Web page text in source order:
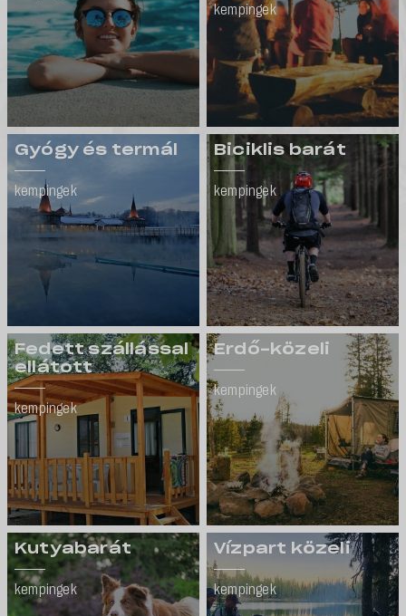
Gyógy és termál
kempingek
Biciklis barát
kempingek
kempingek
Fedett szállással
ellátott
kempingek
Erdő-közeli
kempingek
Kutyabarát
kempingek
Vízpart közeli
kempingek